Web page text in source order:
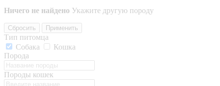
Ничего не найдено Укажите другую породу
Сбросить Применить
Тип питомца
Собака
Кошка
Порода
Породы кошек